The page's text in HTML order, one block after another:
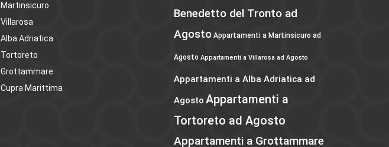
Martinsicuro
Villarosa
Alba Adriatica
Tortoreto
Grottammare
Cupra Marittima
Benedetto del Tronto ad
Agosto Appartamenti a Martinsicuro ad
Agosto Appartamenti a Villarosa ad Agosto
Appartamenti a Alba Adriatica ad
Agosto Appartamenti a
Tortoreto ad Agosto
Appartamenti a Grottammare